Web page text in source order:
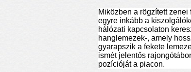
Miközben a rögzített
egyre inkább a
hálózati kapcsolaton
hanglemezek-, amely
gyarapszik a fekete
ismét jelentős
pozícióját a piacon.